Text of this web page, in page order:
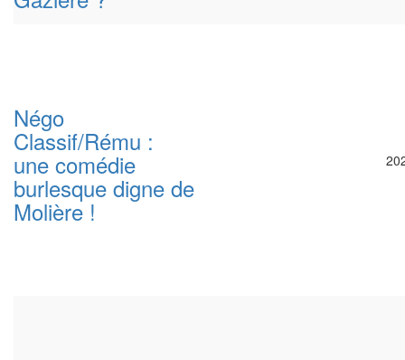
Négo
Classif/Rému :
une comédie
burlesque digne de
Molière !